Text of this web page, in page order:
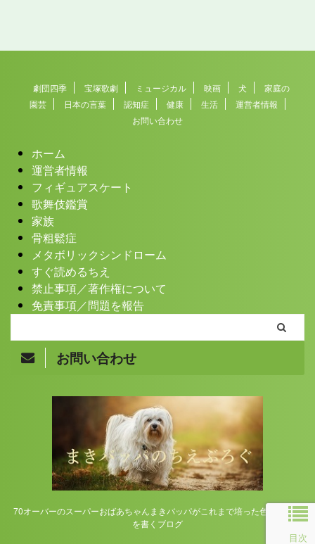
目次
劇団四季 宝塚歌劇 ミュージカル 映画 犬
家庭の
園芸
日本の言葉 認知症 健康 生活
運営者情報
お問い合わせ
ホーム
運営者情報
フィギュアスケート
歌舞伎鑑賞
家族
骨粗鬆症
メタボリックシンドローム
すぐ読めるちえ
禁止事項／著作権について
免責事項／問題を報告
お問い合わせ
70オーバーのスーパーおばあちゃんまきバッパがこれまで培った色んな知恵
を書くブログ
Copyright© まきバッパのちえぶろぐ , 2026 All Rights
Reserved.